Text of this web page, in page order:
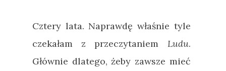
Cztery lata. Naprawdę właśnie tyle
czekałam z przeczytaniem Ludu.
Głównie dlatego, żeby zawsze mieć